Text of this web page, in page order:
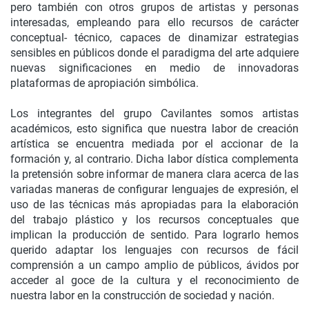
pero también con otros grupos de artistas y personas
interesadas, empleando para ello recursos de carácter
conceptual- técnico, capaces de dinamizar estrategias
sensibles en públicos donde el paradigma del arte adquiere
nuevas significaciones en medio de innovadoras
plataformas de apropiación simbólica.
Los integrantes del grupo Cavilantes somos artistas
académicos, esto significa que nuestra labor de creación
artística se encuentra mediada por el accionar de la
formación y, al contrario. Dicha labor dística complementa
la pretensión sobre informar de manera clara acerca de las
variadas maneras de configurar lenguajes de expresión, el
uso de las técnicas más apropiadas para la elaboración
del trabajo plástico y los recursos conceptuales que
implican la producción de sentido. Para lograrlo hemos
querido adaptar los lenguajes con recursos de fácil
comprensión a un campo amplio de públicos, ávidos por
acceder al goce de la cultura y el reconocimiento de
nuestra labor en la construcción de sociedad y nación.